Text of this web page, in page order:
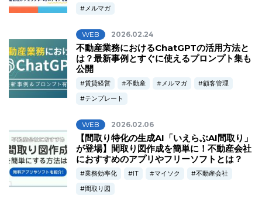
メルマガ
WEB 2026.02.24
不動産業務におけるChatGPTの活用方法と
は？最新事例とすぐに使えるプロンプト集も
公開
賃貸経営 不動産 メルマガ
顧客管理
テンプレート
WEB 2026.02.06
【間取り特化の生成AI「いえらぶAI間取り」
が登場】間取り図作成を簡単に！不動産会社
におすすめのアプリやフリーソフトとは？
業務効率化 IT マイソク
不動産会社
間取り図